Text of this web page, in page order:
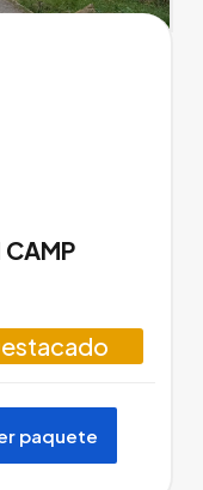
paquete